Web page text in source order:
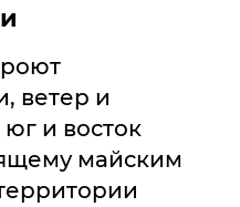
ветер и
и восток
майским